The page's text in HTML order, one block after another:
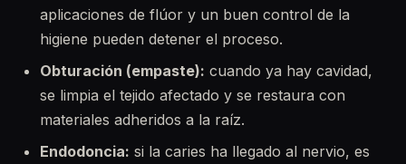
aplicaciones de flúor y un buen control de la
higiene pueden detener el proceso.
Obturación (empaste): cuando ya hay cavidad,
se limpia el tejido afectado y se restaura con
materiales adheridos a la raíz.
Endodoncia: si la caries ha llegado al nervio, es